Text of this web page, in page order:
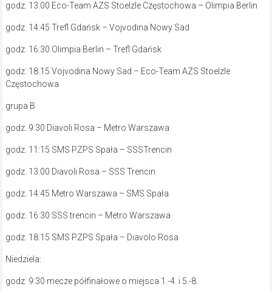
godz. 13:00 Eco-Team AZS Stoelzle Częstochowa – Olimpia Berlin
godz. 14:45 Trefl Gdańsk – Vojvodina Nowy Sad
godz. 16:30 Olimpia Berlin – Trefl Gdańsk
godz. 18:15 Vojvodina Nowy Sad – Eco-Team AZS Stoelzle
Częstochowa
grupa B
godz. 9:30 Diavoli Rosa – Metro Warszawa
godz. 11:15 SMS PZPS Spała – SSSTrencin
godz. 13:00 Diavoli Rosa – SSS Trencin
godz. 14:45 Metro Warszawa – SMS Spała
godz. 16:30 SSS trencin – Metro Warszawa
godz. 18:15 SMS PZPS Spała – Diavolo Rosa
Niedziela:
godz. 9:30 mecze półfinałowe o miejsca 1.-4. i 5.-8.